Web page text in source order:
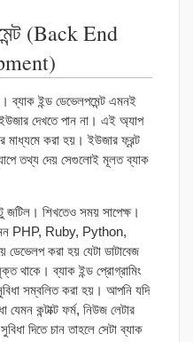
(Back End
ব্যাক ইন্ড ডেভেলপমেন্ট এমনই
দেখতে পান না। এই অ্যাপ
মাধ্যমে করা হয়। ইউজার ফ্রন্ট
তথ্য দেয় সেগুলোই মূলত ব্যাক
জটিল। শিখতেও সময় সাপেক্ষ।
PHP, Ruby, Python,
ডেভেলপ করা হয় যেটা ডাটাবেজ
থাকে। ব্যাক ইন্ড প্রোগ্রামিং
সম্বলিত করা হয়। আপনি যদি
কন্টাক্ট ফর্ম, নিউজ লেটার
দিতে চান তাহলে সেটা ব্যাক